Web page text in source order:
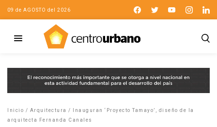
09 de AGOSTO del 2026
Inicio / Arquitectura /
Inauguran ‘Proyecto Tamayo’, diseño de la
arquitecta Fernanda Canales